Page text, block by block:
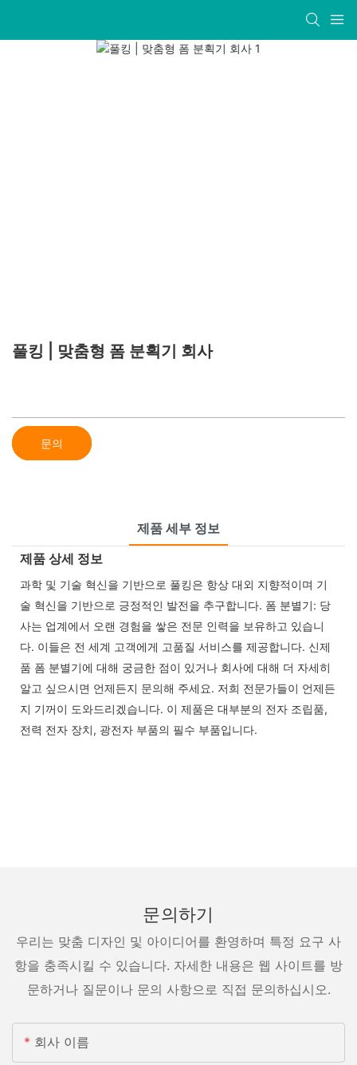
풀킹 | 맞춤형 폼 분획기 회사
문의
제품 세부 정보
제품 상세 정보
과학 및 기술 혁신을 기반으로 풀킹은 항상 대외 지향적이며 기
술 혁신을 기반으로 긍정적인 발전을 추구합니다. 폼 분별기: 당
사는 업계에서 오랜 경험을 쌓은 전문 인력을 보유하고 있습니
다. 이들은 전 세계 고객에게 고품질 서비스를 제공합니다. 신제
품 폼 분별기에 대해 궁금한 점이 있거나 회사에 대해 더 자세히
알고 싶으시면 언제든지 문의해 주세요. 저희 전문가들이 언제든
지 기꺼이 도와드리겠습니다. 이 제품은 대부분의 전자 조립품,
전력 전자 장치, 광전자 부품의 필수 부품입니다.
문의하기
우리는 맞춤 디자인 및 아이디어를 환영하며 특정 요구 사
항을 충족시킬 수 있습니다. 자세한 내용은 웹 사이트를 방
문하거나 질문이나 문의 사항으로 직접 문의하십시오.
회사 이름